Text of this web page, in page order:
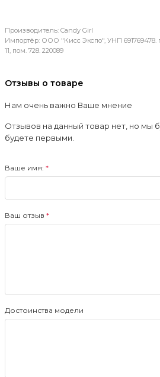
Производитель: Candy Girl
Импортёр: ООО "Кисс Экспо", УНП 691769478.
11, пом. 728. 220089
Отзывы о товаре
Нам очень важно Ваше мнение
Отзывов на данный товар нет, но мы
будете первыми.
Ваше имя:
Ваш отзыв
Достоинства модели